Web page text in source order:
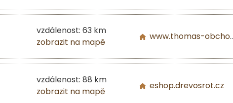
vzdálenost: 63 km
zobrazit na mapě
www.thomas-obchod.cz
vzdálenost: 88 km
zobrazit na mapě
eshop.drevosrot.cz